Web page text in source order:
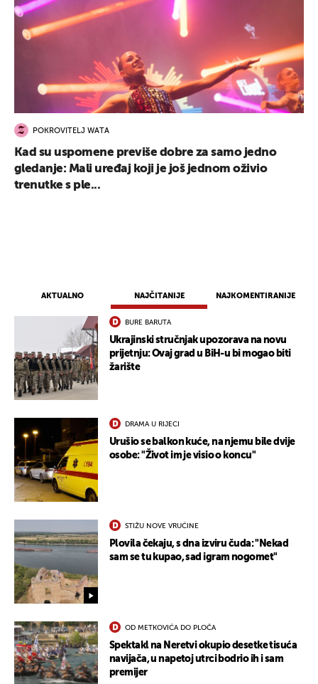
AKTUALNO NAJČITANIJE NAJKOMENTIRANIJE
BURE BARUTA
Ukrajinski stručnjak upozorava na novu
prijetnju: Ovaj grad u BiH-u bi mogao biti
žarište
DRAMA U RIJECI
Urušio se balkon kuće, na njemu bile dvije
osobe: "Život im je visio o koncu"
STIŽU NOVE VRUĆINE
Plovila čekaju, s dna izviru čuda: "Nekad
sam se tu kupao, sad igram nogomet"
OD METKOVIĆA DO PLOČA
Spektakl na Neretvi okupio desetke tisuća
navijača, u napetoj utrci bodrio ih i sam
premijer
POKROVITELJ WATA
Kad su uspomene previše dobre za samo jedno
gledanje: Mali uređaj koji je još jednom oživio
trenutke s ple...